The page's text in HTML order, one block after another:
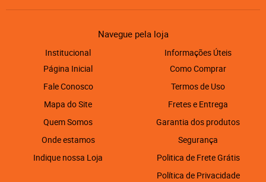
Navegue pela loja
Institucional
Página Inicial
Fale Conosco
Mapa do Site
Quem Somos
Onde estamos
Indique nossa Loja
Informações Úteis
Como Comprar
Termos de Uso
Fretes e Entrega
Garantia dos produtos
Segurança
Politica de Frete Grátis
Política de Privacidade